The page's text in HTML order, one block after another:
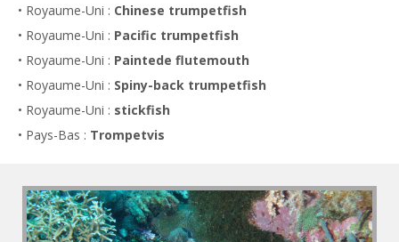
• Royaume-Uni : Chinese trumpetfish
• Royaume-Uni : Pacific trumpetfish
• Royaume-Uni : Paintede flutemouth
• Royaume-Uni : Spiny-back trumpetfish
• Royaume-Uni : stickfish
• Pays-Bas : Trompetvis